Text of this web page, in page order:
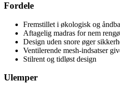
Fordele
Fremstillet i økologisk og
Aftagelig madras for nem
Design uden snore øger
Ventilerende mesh-indsatser
Stilrent og tidløst design
Ulemper